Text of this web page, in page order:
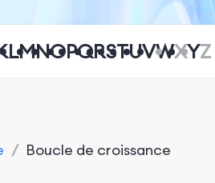
LMNOPQRSTUVWXYZ
/ Boucle de croissance